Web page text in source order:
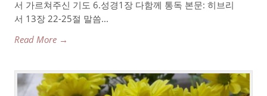
서 가르쳐주신 기도 6.성경1장 다함께 통독 본문: 히브리
서 13장 22-25절 말씀...
Read More →